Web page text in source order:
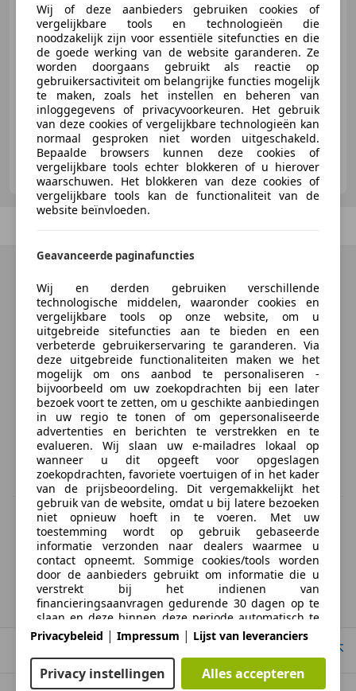
€ 64.950
02/1958 100.000 km Benzine 210 kW (286 PK)
Lasalle Classic Cars
NL-2401 LJ ALPHEN AAN DEN RIJN
BTW verrekenbaar
Specificatie van de fabrikant voor nieuwe voertuigen. Afhankelijk van de
kilometerstand, het rijgedrag, de leeftijd van de batterij en het
laadgedrag, kan de radius van occasies aanzienlijk variëren.
Resultaten Cadillac
Wij of deze aanbieders gebruiken cookies of
vergelijkbare tools en technologieën die
noodzakelijk zijn voor essentiële sitefuncties en die
de goede werking van de website garanderen. Ze
worden doorgaans gebruikt als reactie op
gebruikersactiviteit om belangrijke functies mogelijk
te maken, zoals het instellen en beheren van
inloggegevens of privacyvoorkeuren. Het gebruik
van deze cookies of vergelijkbare technologieën kan
normaal gesproken niet worden uitgeschakeld.
Bepaalde browsers kunnen deze cookies of
vergelijkbare tools echter blokkeren of u hierover
waarschuwen. Het blokkeren van deze cookies of
vergelijkbare tools kan de functionaliteit van de
website beïnvloeden.
Geavanceerde paginafuncties
Wij en derden gebruiken verschillende
technologische middelen, waaronder cookies en
vergelijkbare tools op onze website, om u
uitgebreide sitefuncties aan te bieden en een
verbeterde gebruikerservaring te garanderen. Via
deze uitgebreide functionaliteiten maken we het
mogelijk om ons aanbod te personaliseren -
bijvoorbeeld om uw zoekopdrachten bij een later
bezoek voort te zetten, om u geschikte aanbiedingen
in uw regio te tonen of om gepersonaliseerde
advertenties en berichten te verstrekken en te
evalueren. Wij slaan uw e-mailadres lokaal op
wanneer u dit opgeeft voor opgeslagen
zoekopdrachten, favoriete voertuigen of in het kader
van de prijsbeoordeling. Dit vergemakkelijkt het
gebruik van de website, omdat u bij latere bezoeken
niet opnieuw hoeft in te voeren. Met uw
toestemming wordt op gebruik gebaseerde
informatie verzonden naar dealers waarmee u
contact opneemt. Sommige cookies/tools worden
door de aanbieders gebruikt om informatie die u
verstrekt bij het indienen van
financieringsaanvragen gedurende 30 dagen op te
slaan en deze binnen deze periode automatisch te
hergebruiken om nieuwe financieringsaanvragen in
te vullen. Zonder het gebruik van dergelijke
cookies/tools kunnen dergelijke uitgebreide functies
geheel of gedeeltelijk niet worden gebruikt.
Privacybeleid | Impressum | Lijst van leveranciers
Privacy instellingen Alles accepteren